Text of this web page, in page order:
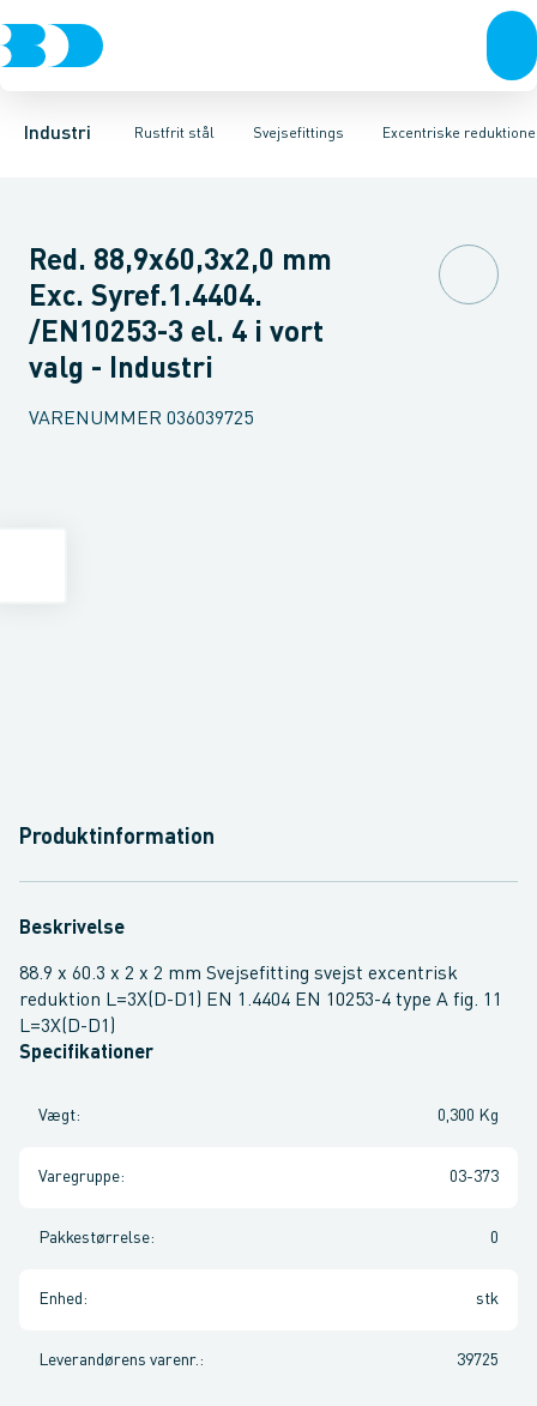
Industri Rustfrit stål
VentilerRustfrit stålSort stålGalvaniseret stålPlastIndustri
Svejsefittings
Svejsefittings ASTM svejsefittingsLevnedsmiddel fittings
Excentriske
Bøjninger Indsv. bøjninger Koncentriske reduktioner
Red. 88,9x60,3x2,0 mm
Exc. Syref.1.4404.
/EN10253-3 el. 4 i vort
valg - Industri
VARENUMMER 036039725
Produktinformation
Beskrivelse
88.9 x 60.3 x 2 x 2 mm Svejsefitting svejst excentrisk
reduktion L=3X(D-D1) EN 1.4404 EN 10253-4 type A fig. 11
L=3X(D-D1)
Specifikationer
Vægt: 0,300 Kg
Varegruppe: 03-373
Pakkestørrelse: 0
Enhed : stk
Leverandørens varenr. : 39725